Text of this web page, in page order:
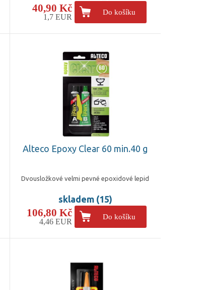
40,90 Kč
1,7 EUR
Do košíku
Alteco Epoxy Clear 60 min.40 g
Dvousložkové velmi pevné epoxidové lepid
skladem (15)
106,80 Kč
4,46 EUR
Do košíku